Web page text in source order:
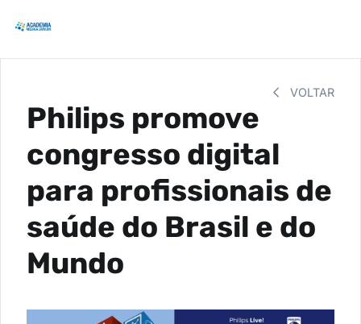
VOLTAR
Philips promove
congresso digital
para profissionais de
saúde do Brasil e do
Mundo